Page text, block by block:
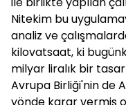
Nitekim bu
analiz ve
kilovatsaat, ki
milyar liralık bir
Avrupa Birliği'nin de